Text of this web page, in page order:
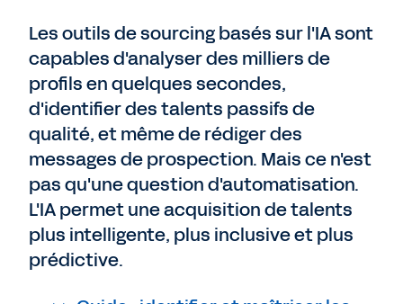
Les outils de sourcing basés sur l'IA sont
capables d'analyser des milliers de
profils en quelques secondes,
d'identifier des talents passifs de
qualité, et même de rédiger des
messages de prospection. Mais ce n'est
pas qu'une question d'automatisation.
L'IA permet une acquisition de talents
plus intelligente, plus inclusive et plus
prédictive.